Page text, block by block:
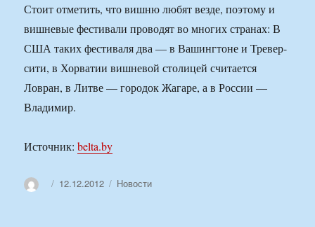
Стоит отметить, что вишню любят везде, поэтому и
вишневые фестивали проводят во многих странах: В
США таких фестиваля два — в Вашингтоне и Тревер-
сити, в Хорватии вишневой столицей считается
Ловран, в Литве — городок Жагаре, а в России —
Владимир.
Источник:belta.by
АвторОпубликовано
12.12.2012 Рубрики
Новости